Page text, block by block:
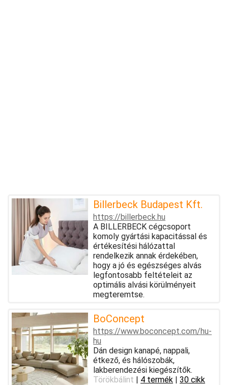
Billerbeck Budapest Kft.
https://billerbeck.hu
A BILLERBECK cégcsoport
komoly gyártási kapacitással és
értékesítési hálózattal
rendelkezik annak érdekében,
hogy a jó és egészséges alvás
legfontosabb feltételeit az
optimális alvási körülményeit
megteremtse.
BoConcept
https://www.boconcept.com/hu-
hu
Dán design kanapé, nappali,
étkező, és hálószobák,
lakberendezési kiegészítők.
Törökbálint | 4 termék | 30 cikk